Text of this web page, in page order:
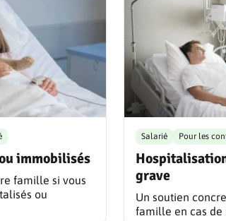
immobilisés
famille si vous
ou
grave
Salarié Pour les
Un soutien
famille en cas de